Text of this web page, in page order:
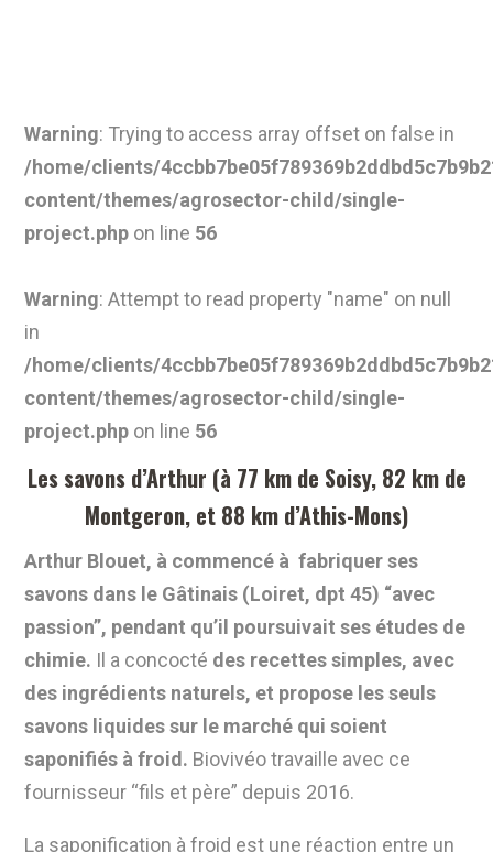
Warning: Trying to access array offset on false in
/home/clients/
content/themes/agrosector-child/single-
project.php on line 56
Warning: Attempt to read property "name" on null
in
/home/clients/
content/themes/agrosector-child/single-
project.php on line 56
Les savons d’Arthur (à 77 km de Soisy, 82 km de
Montgeron, et 88 km d’Athis-Mons)
Arthur Blouet, à commencé à fabriquer ses
savons dans le Gâtinais (Loiret, dpt 45) “avec
passion”, pendant qu’il poursuivait ses études de
chimie. Il a concocté des recettes simples, avec
des ingrédients naturels, et propose les seuls
savons liquides sur le marché qui soient
saponifiés à froid. Biovivéo travaille avec ce
fournisseur “fils et père” depuis 2016.
La saponification à froid est une réaction entre un